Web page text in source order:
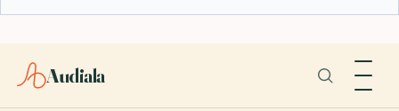
Audiala